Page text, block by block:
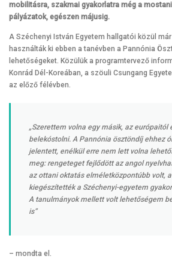
mobilitásra, szakmai gyakorlatra még a
pályázatok, egészen májusig.
A Széchenyi István Egyetem hallgatói közül
használták ki ebben a tanévben a Pannónia
lehetőségeket. Közülük a programtervező
Konrád Dél-Koreában, a szöuli Csungang
az előző félévben.
„Szerettem volna egy másik, az európaitól
belekóstolni. A Pannónia ösztöndíj ehhez
jelentett, enélkül erre nem lett volna
meg: rengeteget fejlődött az angol
az ottani oktatás elméletközpontúbb volt,
kiegészítették a Széchenyi-egyetem
A tanulmányok mellett volt lehetőségem
is”
– mondta el.